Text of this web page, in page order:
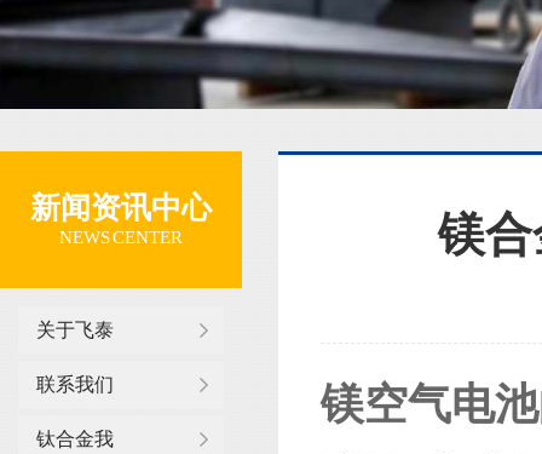
新闻资讯中心
NEWS CENTER
关于飞泰
联系我们
钛合金我
镁
镁空气电